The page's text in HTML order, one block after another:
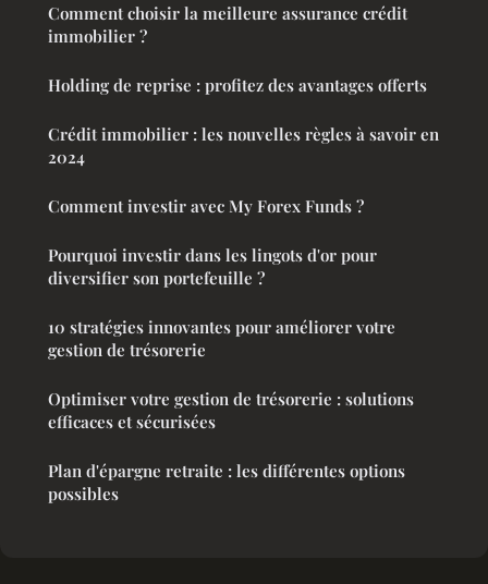
Comment choisir la meilleure assurance crédit
immobilier ?
Holding de reprise : profitez des avantages offerts
Crédit immobilier : les nouvelles règles à savoir en
2024
Comment investir avec My Forex Funds ?
Pourquoi investir dans les lingots d'or pour
diversifier son portefeuille ?
10 stratégies innovantes pour améliorer votre
gestion de trésorerie
Optimiser votre gestion de trésorerie : solutions
efficaces et sécurisées
Plan d'épargne retraite : les différentes options
possibles